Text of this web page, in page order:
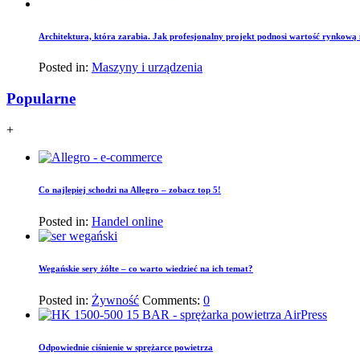
Architektura, która zarabia. Jak profesjonalny projekt podnosi wartość rynkową
Posted in: Maszyny i urządzenia
Popularne
+
Co najlepiej schodzi na Allegro – zobacz top 5!
Posted in: Handel online
Wegańskie sery żółte – co warto wiedzieć na ich temat?
Posted in: Żywność Comments: 0
Odpowiednie ciśnienie w sprężarce powietrza